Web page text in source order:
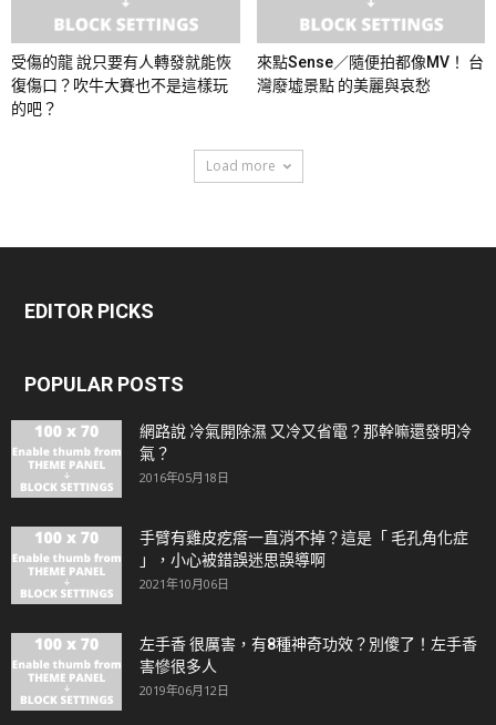
受傷的龍 說只要有人轉發就能恢
復傷口？吹牛大賽也不是這樣玩
的吧？
來點Sense／隨便拍都像MV！ 台
灣廢墟景點 的美麗與哀愁
Load more
EDITOR PICKS
POPULAR POSTS
網路說 冷氣開除濕 又冷又省電？那幹嘛還發明冷
氣？
2016年05月18日
手臂有雞皮疙瘩一直消不掉？這是「 毛孔角化症
」，小心被錯誤迷思誤導啊
2021年10月06日
左手香 很厲害，有8種神奇功效？別傻了！左手香
害慘很多人
2019年06月12日